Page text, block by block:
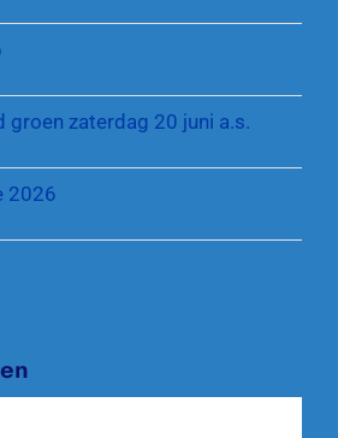
groen zaterdag 20 juni a.s.
2026